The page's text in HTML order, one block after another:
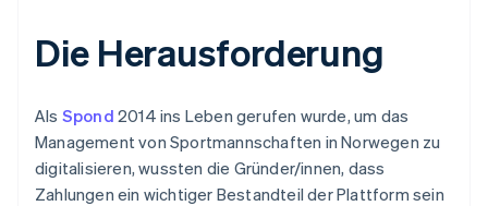
Die Herausforderung
Als Spond 2014 ins Leben gerufen wurde, um das
Management von Sportmannschaften in Norwegen zu
digitalisieren, wussten die Gründer/innen, dass
Zahlungen ein wichtiger Bestandteil der Plattform sein